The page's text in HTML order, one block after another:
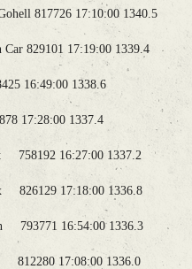
817726 17:10:00 1340.5
829101 17:19:00 1339.4
16:49:00 1338.6
17:28:00 1337.4
16:27:00 1337.2
826129 17:18:00 1336.8
793771 16:54:00 1336.3
17:08:00 1336.0